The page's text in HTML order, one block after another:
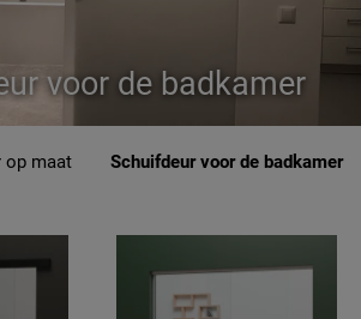
voor de badkamer
op maat Schuifdeur voor de badkamer